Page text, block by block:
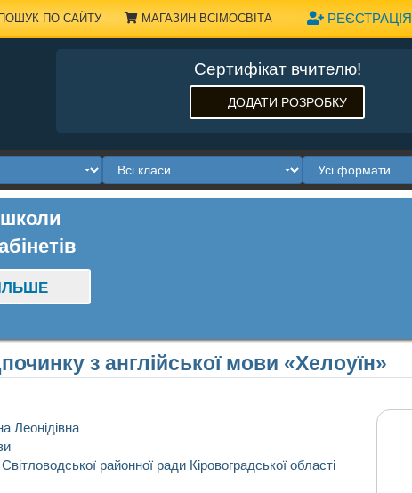
РЕЄСТРАЦІЯ
ПО САЙТУ МАГАЗИН ВСІМОСВІТА
Сертифікат вчителю!
ДОДАТИ РОЗРОБКУ
з англійської мови «Хелоуїн»
Леонідівна
районної ради Кіровоградської області